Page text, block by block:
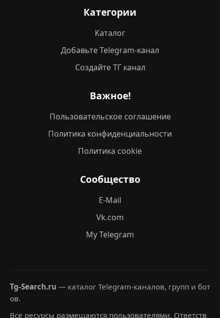
Категории
Каталог
Добавьте Telegram-канал
Создайте ТГ канал
Важное!
Пользовательское соглашение
Политика конфиденциальности
Политика cookie
Сообщество
E-Mail
Vk.com
My Telegram
Tg-Search.ru — каталог Telegram-каналов, групп и бот
ов.
Все ресурсы размещаются пользователями. Ответств